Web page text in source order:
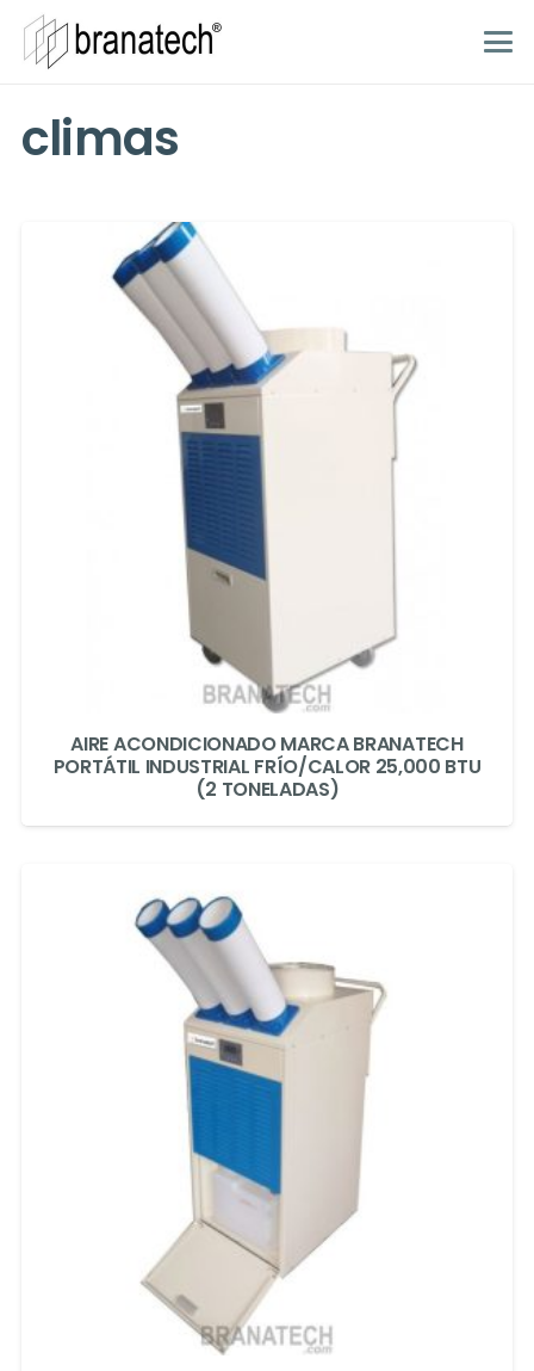
climas
AIRE ACONDICIONADO MARCA BRANATECH
PORTÁTIL INDUSTRIAL FRÍO/CALOR 25,000 BTU
(2 TONELADAS)